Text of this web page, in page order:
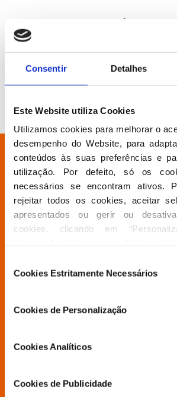
Consentir Detalhes
Este Website utiliza Cookies
Utilizamos cookies para melhorar o
desempenho do Website, para
conteúdos às suas preferências e
utilização. Por defeito, só os
necessários se encontram ativos.
rejeitar todos os cookies, aceitar
apresentados ou gerir ou
cookies, clicando em
deCookies Estritamente Necessários
Cookies de Personalização
Cookies Analíticos
Cookies de Publicidade
Assembleia de
Presidente:
Cristina Pereira
Emmanuel Adrien T
Está à procura de algo
Partido
Povo Livre
Contactos